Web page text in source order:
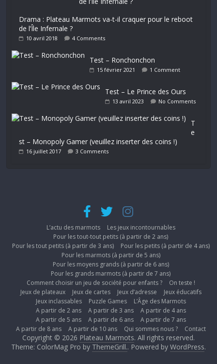
Drama : Plateau Marmots va-t-il craquer pour le reboot
de l’Île Infernale ?
10 avril 2018 4 Comments
Test – Ronchonchon
15 février 2021 1 Comment
Test – Le Prince des Ours
13 avril 2023 No Comments
T
e
st – Monopoly Gamer (veuillez inserter des coins !)
16 juillet 2017 3 Comments
L’actu des marmots
Les jeux incontournables
Pour les tout-tout petits (à partir de 2 ans)
Pour les tout petits (à partir de 3 ans)
Pour les petits (à partir de 4 ans)
Pour les marmots (à partir de 5 ans)
Pour les moyens grands (à partir de 6 ans)
Pour les grands marmots (à partir de 7 ans)
Comment choisir un jeu de société pour enfants ?
On teste !
Jeux de plateaux
Jeux de cartes Jeux d’adresse
Jeux éducatifs
Jeux inclassables
Puzzle Games
L’Âge des Marmots
A partir de 2 ans
A partir de 3 ans
A partir de 4 ans
A partir de 5 ans
A partir de 6 ans
A partir de 7 ans
A partir de 8 ans
A partir de 10 ans Qui sommes nous ? Contact
Copyright © 2026 Plateau Marmots. All rights reserved.
Theme: ColorMag Pro by ThemeGrill.. Powered by WordPress.